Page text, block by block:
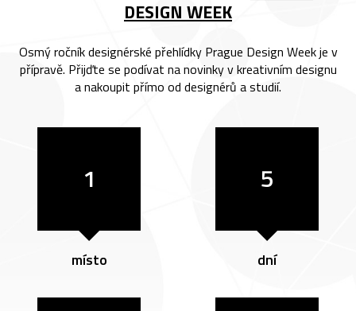
DESIGN WEEK
Osmý ročník designérské přehlídky Prague Design Week je v
přípravě. Přijďte se podívat na novinky v kreativním designu
a nakoupit přímo od designérů a studií.
1
místo
5
dní